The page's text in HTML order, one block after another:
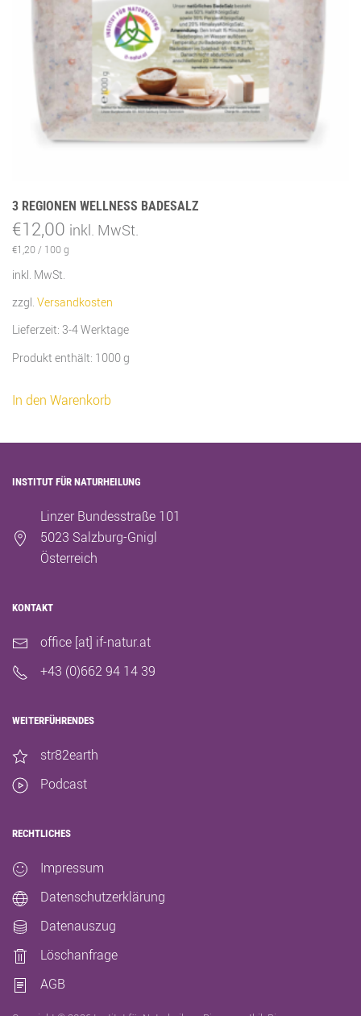
3 REGIONEN WELLNESS BADESALZ
€12,00 inkl. MwSt.
€1,20 / 100g
inkl. MwSt.
zzgl. Versandkosten
Lieferzeit: 3-4 Werktage
Produkt enthält: 1000g
In den Warenkorb
INSTITUT FÜR NATURHEILUNG
Linzer Bundesstraße 101
5023 Salzburg-Gnigl
Österreich
KONTAKT
office [at] if-natur.at
+43 (0)662 94 14 39
WEITERFÜHRENDES
str82earth
Podcast
RECHTLICHES
Impressum
Datenschutzerklärung
Datenauszug
Löschanfrage
AGB